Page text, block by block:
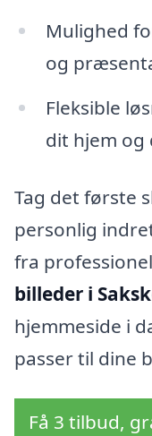
Mulighed
og
Fleksible
dit hjem og
Tag det første
personlig
fra
billeder i
hjemmeside i
passer til dine
Få 3 tilbud,